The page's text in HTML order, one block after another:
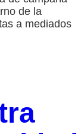
de la
a mediados